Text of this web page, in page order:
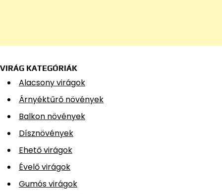
VIRÁG KATEGÓRIÁK
Alacsony virágok
Árnyéktűrő növények
Balkon növények
Dísznövények
Ehető virágok
Évelő virágok
Gumós virágok